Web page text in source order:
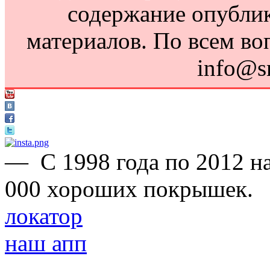
содержание
материалов. По всем
— С 1998 года по 2012
000 хороших покрышек.
локатор
наш апп